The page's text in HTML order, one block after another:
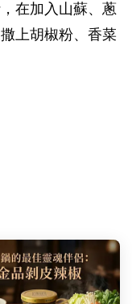
在加入山蘇、蔥
上胡椒粉、香菜